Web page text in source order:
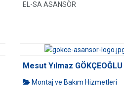
EL-SA ASANSÖR
Mesut Yılmaz GÖKÇEOĞLU
Montaj ve Bakım Hizmetleri